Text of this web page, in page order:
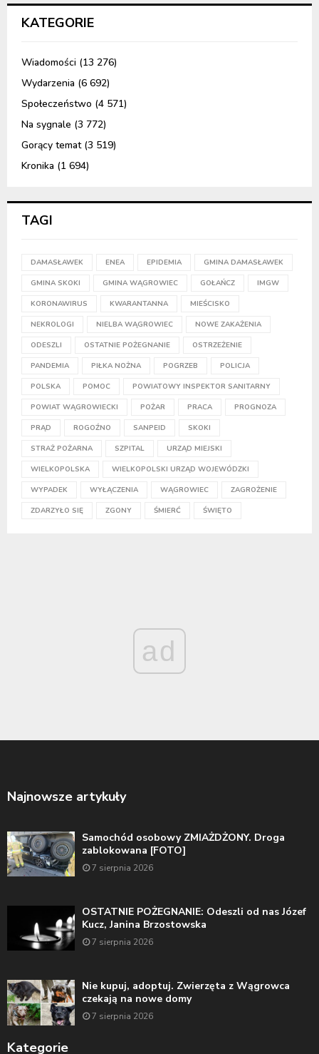
KATEGORIE
Wiadomości (13 276)
Wydarzenia (6 692)
Społeczeństwo (4 571)
Na sygnale (3 772)
Gorący temat(3 519)
Kronika (1 694)
TAGI
DAMASŁAWEK ENEA EPIDEMIA GMINA DAMASŁAWEK
GMINA SKOKI GMINA WĄGROWIEC GOŁAŃCZ IMGW
KORONAWIRUS KWARANTANNA MIEŚCISKO
NEKROLOGI NIELBA WĄGROWIEC NOWE ZAKAŻENIA
ODESZLI OSTATNIE POŻEGNANIE OSTRZEŻENIE
PANDEMIA PIŁKA NOŻNA POGRZEB POLICJA
POLSKA POMOC POWIATOWY INSPEKTOR SANITARNY
POWIAT WĄGROWIECKI POŻAR PRACA PROGNOZA
PRĄD ROGOŹNO SANPEID SKOKI
STRAŻ POŻARNA SZPITAL URZĄD MIEJSKI
WIELKOPOLSKA WIELKOPOLSKI URZĄD WOJEWÓDZKI
WYPADEK WYŁĄCZENIA WĄGROWIEC ZAGROŻENIE
ZDARZYŁO SIĘ ZGONY ŚMIERĆ ŚWIĘTO
ad
Najnowsze artykuły
Samochód osobowy ZMIAŻDŻONY. Droga
zablokowana [FOTO]
7 sierpnia 2026
OSTATNIE POŻEGNANIE: Odeszli od nas Józef
Kucz, Janina Brzostowska
7 sierpnia 2026
Nie kupuj, adoptuj. Zwierzęta z Wągrowca
czekają na nowe domy
7 sierpnia 2026
Kategorie